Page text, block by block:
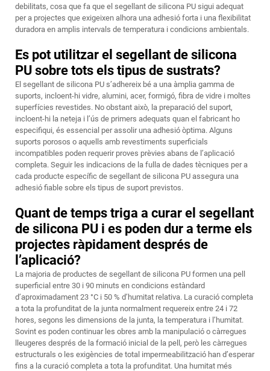
debilitats, cosa que fa que el segellant de silicona PU sigui adequat
per a projectes que exigeixen alhora una adhesió forta i una flexibilitat
duradora en amplis intervals de temperatura i condicions ambientals.
Es pot utilitzar el segellant de silicona
PU sobre tots els tipus de sustrats?
El segellant de silicona PU s’adhereix bé a una àmplia gamma de
suports, incloent-hi vidre, alumini, acer, formigó, fibra de vidre i moltes
superfícies revestides. No obstant això, la preparació del suport,
incloent-hi la neteja i l’ús de primers adequats quan el fabricant ho
especifiqui, és essencial per assolir una adhesió òptima. Alguns
suports porosos o aquells amb revestiments superficials
incompatibles poden requerir proves prèvies abans de l’aplicació
completa. Seguir les indicacions de la fulla de dades tècniques per a
cada producte específic de segellant de silicona PU assegura una
adhesió fiable sobre els tipus de suport previstos.
Quant de temps triga a curar el segellant
de silicona PU i es poden dur a terme els
projectes ràpidament després de
l’aplicació?
La majoria de productes de segellant de silicona PU formen una pell
superficial entre 30 i 90 minuts en condicions estàndard
d’aproximadament 23 °C i 50 % d’humitat relativa. La curació completa
a tota la profunditat de la junta normalment requereix entre 24 i 72
hores, segons les dimensions de la junta, la temperatura i l’humitat.
Sovint es poden continuar les obres amb la manipulació o càrregues
lleugeres després de la formació inicial de la pell, però les càrregues
estructurals o les exigències de total impermeabilització han d’esperar
fins a la curació completa a tota la profunditat. Una humitat més